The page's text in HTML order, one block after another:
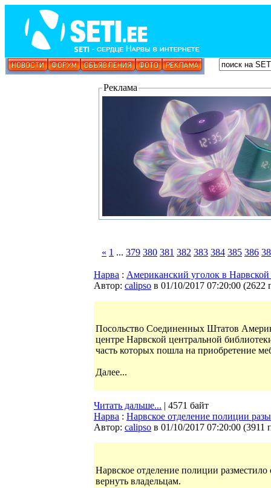
Реклама
« 1 ... 379 380 381 382 383 384 385 386
Нарва : Американский уголок в
Автор: calipso в 01/10/2017 07:20:00 (2622
Посольство Соединенных Штатов
центре Нарвской центральной
часть которых пошла на приобретение
Далее...
Читать дальше... | 4571 байт
Нарва : Нарвское отделение полиции
Автор: calipso в 01/10/2017 07:20:00 (3911
Нарвское отделение полиции
вернуть владельцам.